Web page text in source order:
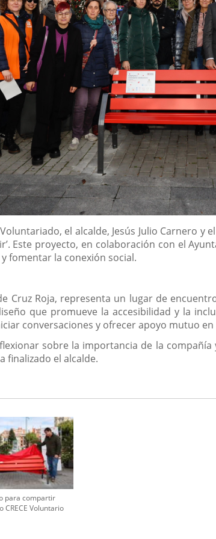
el alcalde, Jesús Julio Carnero y
Este proyecto, en colaboración con el
fomentar la conexión social.
Cruz Roja, representa un lugar de
que promueve la accesibilidad y la
conversaciones y ofrecer apoyo mutuo
sobre la importancia de la
finalizado el alcalde.
para compartir
CRECE Voluntario